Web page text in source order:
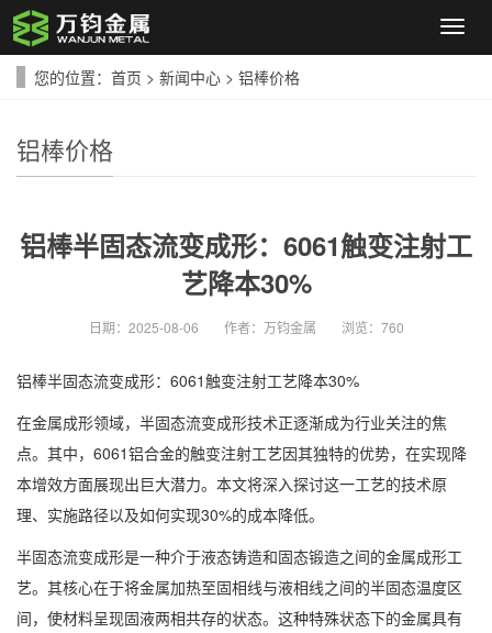
导
航
您的位置： 首页 > 新闻中心 > 铝棒价格
铝棒价格
铝棒半固态流变成形：6061触变注射工
艺降本30%
日期： 2025-08-06 作者： 万钧金属 浏览： 760
铝棒半固态流变成形：6061触变注射工艺降本30%
在金属成形领域，半固态流变成形技术正逐渐成为行业关注的焦
点。其中，6061铝合金的触变注射工艺因其独特的优势，在实现降
本增效方面展现出巨大潜力。本文将深入探讨这一工艺的技术原
理、实施路径以及如何实现30%的成本降低。
半固态流变成形是一种介于液态铸造和固态锻造之间的金属成形工
艺。其核心在于将金属加热至固相线与液相线之间的半固态温度区
间，使材料呈现固液两相共存的状态。这种特殊状态下的金属具有